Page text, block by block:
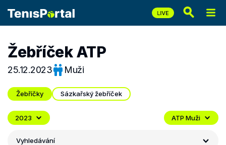
Žebříček ATP
25.12.2023 Muži
Žebříčky Sázkařský žebříček
2023 ATP Muži
Vyhledávání